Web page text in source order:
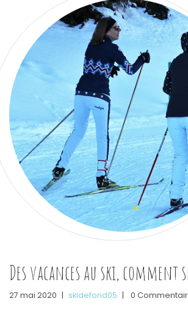
Des vacances au ski, comment
27 mai 2020 | skidefond05 | 0